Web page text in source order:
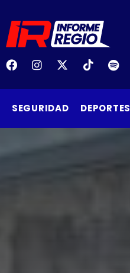
SEGURIDAD DEPORTES